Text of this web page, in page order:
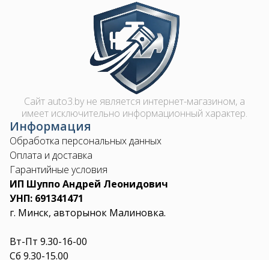
Image
Сайт auto3.by не является интернет-магазином, а
имеет исключительно информационный характер.
Информация
Обработка персональных данных
Оплата и доставка
Гарантийные условия
ИП Шуппо Андрей Леонидович
УНП: 691341471
г. Минск, авторынок Малиновка.
Вт-Пт 9.30-16-00
Сб 9.30-15.00